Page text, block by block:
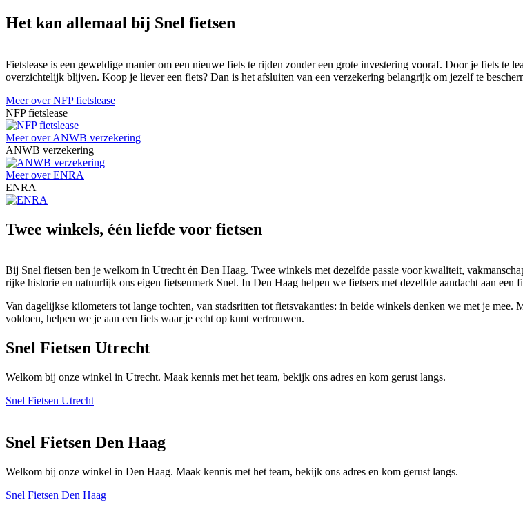
Het kan allemaal bij Snel fietsen
Fietslease is een geweldige manier om een nieuwe fiets te rijden zonder een grote investering vooraf. Door je fiets te
overzichtelijk blijven. Koop je liever een fiets? Dan is het afsluiten van een verzekering belangrijk om jezelf te
Meer over NFP fietslease
NFP fietslease
Meer over ANWB verzekering
ANWB verzekering
Meer over ENRA
ENRA
Twee winkels, één liefde voor fietsen
Bij Snel fietsen ben je welkom in Utrecht én Den Haag. Twee winkels met dezelfde passie voor kwaliteit,
rijke historie en natuurlijk ons eigen fietsenmerk Snel. In Den Haag helpen we fietsers met dezelfde aandacht aan een
Van dagelijkse kilometers tot lange tochten, van stadsritten tot fietsvakanties: in beide winkels denken we met je mee.
voldoen, helpen we je aan een fiets waar je echt op kunt vertrouwen.
Snel Fietsen Utrecht
Welkom bij onze winkel in Utrecht. Maak kennis met het team, bekijk ons adres en kom gerust langs.
Snel Fietsen Utrecht
Snel Fietsen Den Haag
Welkom bij onze winkel in Den Haag. Maak kennis met het team, bekijk ons adres en kom gerust langs.
Snel Fietsen Den Haag